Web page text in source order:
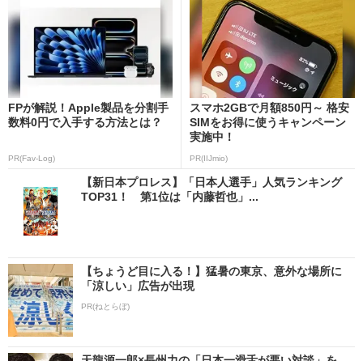
FPが解説！Apple製品を分割手
数料0円で入手する方法とは？
PR(Fav-Log)
スマホ2GBで月額850円～ 格安
SIMをお得に使うキャンペーン
実施中！
PR(IIJmio)
【新日本プロレス】「日本人選手」人気ランキング
TOP31！ 第1位は「内藤哲也」...
【ちょうど目に入る！】猛暑の東京、意外な場所に
「涼しい」広告が出現
PR(ねとらぼ)